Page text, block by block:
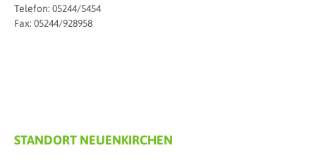
Telefon: 05244/5454
Fax: 05244/928958
STANDORT NEUENKIRCHEN